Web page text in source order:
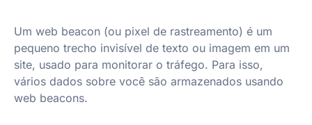
Um web beacon (ou pixel de rastreamento) é um
pequeno trecho invisível de texto ou imagem em um
site, usado para monitorar o tráfego. Para isso,
vários dados sobre você são armazenados usando
web beacons.